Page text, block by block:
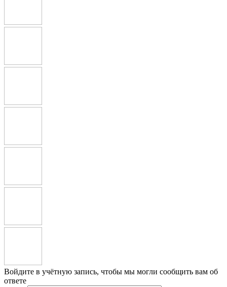
Войдите в учётную запись, чтобы мы могли сообщить вам об
ответе